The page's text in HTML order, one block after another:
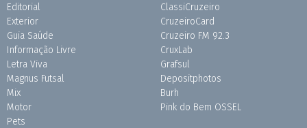
Editorial
Exterior
Guia Saúde
Informação Livre
Letra Viva
Magnus Futsal
Mix
Motor
Pets
ClassiCruzeiro
CruzeiroCard
Cruzeiro FM 92.3
CruxLab
Grafsul
Depositphotos
Burh
Pink do Bem OSSEL